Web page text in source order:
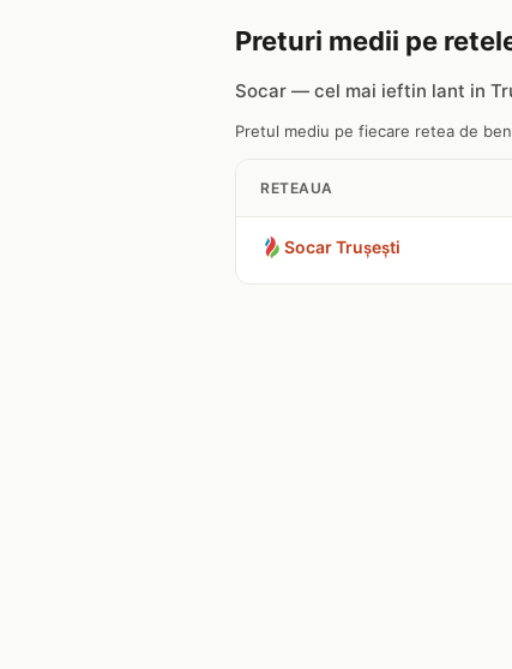
Preturi medii pe
Socar — cel mai ieftin lant in
Pretul mediu pe fiecare retea de
RETEAUA
Socar Trușești